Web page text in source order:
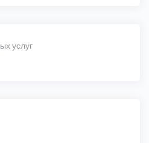
услуг